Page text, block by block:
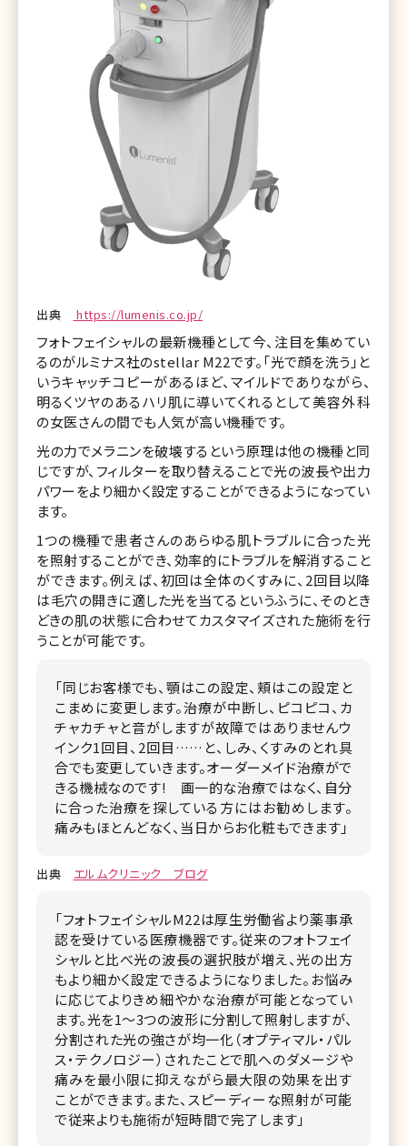
出典 https://lumenis.co.jp/
フォトフェイシャルの最新機種として今、注目を集めてい
るのがルミナス社のstellar M22です。「光で顔を洗う」と
いうキャッチコピーがあるほど、マイルドでありながら、
明るくツヤのあるハリ肌に導いてくれるとして美容外科
の女医さんの間でも人気が高い機種です。
光の力でメラニンを破壊するという原理は他の機種と同
じですが、フィルターを取り替えることで光の波長や出力
パワーをより細かく設定することができるようになってい
ます。
1つの機種で患者さんのあらゆる肌トラブルに合った光
を照射することができ、効率的にトラブルを解消すること
ができます。例えば、初回は全体のくすみに、2回目以降
は毛穴の開きに適した光を当てるというふうに、そのとき
どきの肌の状態に合わせてカスタマイズされた施術を行
うことが可能です。
「同じお客様でも、顎はこの設定、頬はこの設定と
こまめに変更します。治療が中断し、ピコピコ、カ
チャカチャと音がしますが故障ではありませんウ
インク1回目、2回目……と、しみ、くすみのとれ具
合でも変更していきます。オーダーメイド治療がで
きる機械なのです! 画一的な治療ではなく、自分
に合った治療を探している方にはお勧めします。
痛みもほとんどなく、当日からお化粧もできます」
出典 エルムクリニック ブログ
「フォトフェイシャルM22は厚生労働省より薬事承
認を受けている医療機器です。従来のフォトフェイ
シャルと比べ光の波長の選択肢が増え、光の出方
もより細かく設定できるようになりました。お悩み
に応じてよりきめ細やかな治療が可能となってい
ます。光を1～3つの波形に分割して照射しますが、
分割された光の強さが均一化（オプティマル・パル
ス・テクノロジー）されたことで肌へのダメージや
痛みを最小限に抑えながら最大限の効果を出す
ことができます。また、スピーディーな照射が可能
で従来よりも施術が短時間で完了します」